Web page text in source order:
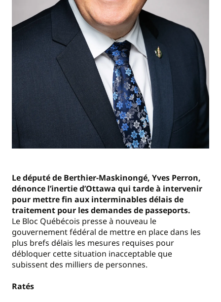
Le député de Berthier-Maskinongé, Yves Perron,
dénonce l’inertie d’Ottawa qui tarde à intervenir
pour mettre fin aux interminables délais de
traitement pour les demandes de passeports.
Le Bloc Québécois presse à nouveau le
gouvernement fédéral de mettre en place dans les
plus brefs délais les mesures requises pour
débloquer cette situation inacceptable que
subissent des milliers de personnes.
Ratés